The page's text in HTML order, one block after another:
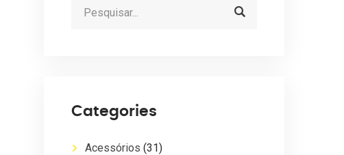
Categories
Acessórios (31)